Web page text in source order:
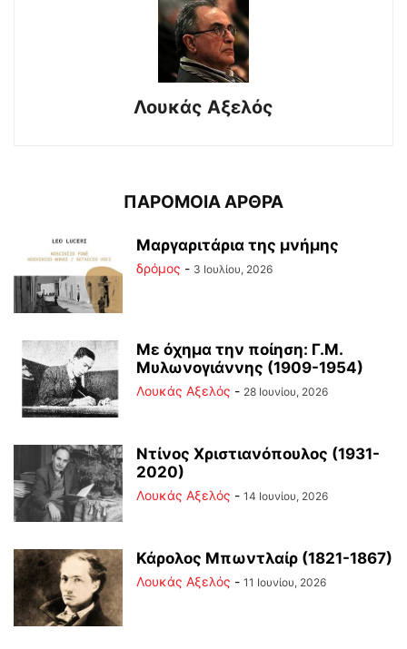
Λουκάς Αξελός
ΠΑΡΟΜΟΙΑ ΑΡΘΡΑ
Μαργαριτάρια της μνήμης
δρόμος - 3 Ιουλίου, 2026
Με όχημα την ποίηση: Γ.Μ.
Μυλωνογιάννης (1909-1954)
Λουκάς Αξελός - 28 Ιουνίου, 2026
Ντίνος Χριστιανόπουλος (1931-
2020)
Λουκάς Αξελός - 14 Ιουνίου, 2026
Κάρολος Μπωντλαίρ (1821-1867)
Λουκάς Αξελός - 11 Ιουνίου, 2026